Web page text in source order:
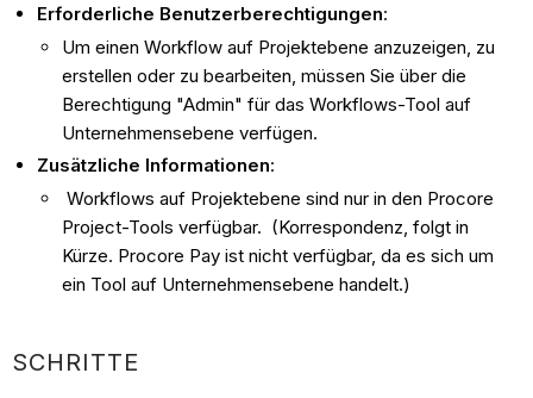
Erforderliche Benutzerberechtigungen:
Um einen Workflow auf Projektebene anzuzeigen, zu
erstellen oder zu bearbeiten, müssen Sie über die
Berechtigung "Admin" für das Workflows-Tool auf
Unternehmensebene verfügen.
Zusätzliche Informationen:
Workflows auf Projektebene sind nur in den Procore
Project-Tools verfügbar. (Korrespondenz, folgt in
Kürze. Procore Pay ist nicht verfügbar, da es sich um
ein Tool auf Unternehmensebene handelt.)
SCHRITTE